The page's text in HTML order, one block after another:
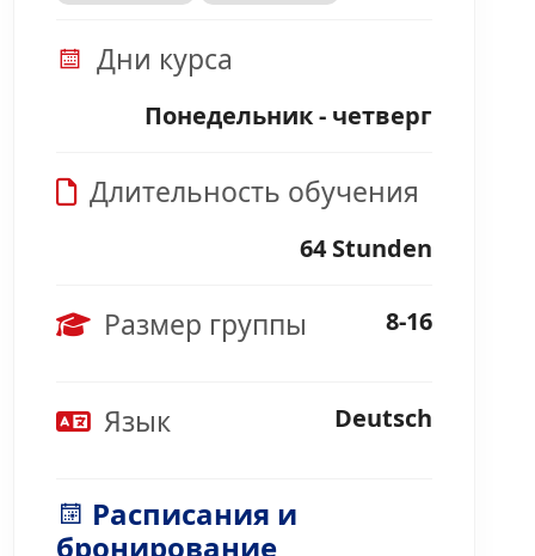
Дни курса
Понедельник - четверг
Длительность обучения
64 Stunden
Размер группы 8-16
Язык Deutsch
Расписания и
бронирование